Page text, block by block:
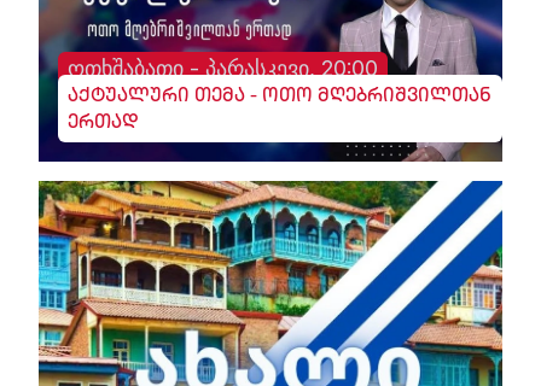
ოთხშაბათი - პარასკევი, 20:00
აქტუალური თემა - ოთო მღებრიშვილთან
ერთად